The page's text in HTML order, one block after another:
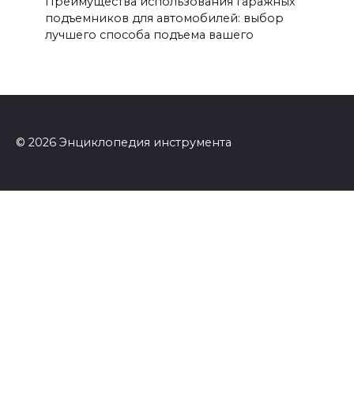
подъемников для автомобилей: выбор
лучшего способа подъема вашего
© 2026 Энциклопедия инструмента